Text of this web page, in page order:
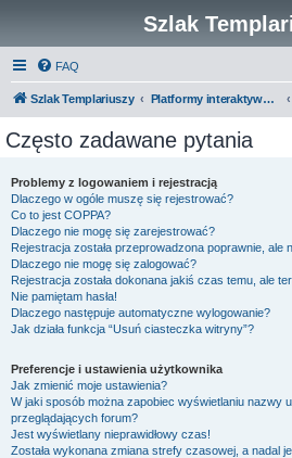
Szlak
FAQ
Szlak Templariuszy Platformy interaktywne Szlaku Templariuszy
Często zadawane pytania
Problemy z logowaniem i rejestracją
Dlaczego w ogóle muszę się rejestrować?
Co to jest COPPA?
Dlaczego nie mogę się zarejestrować?
Rejestracja została przeprowadzona poprawnie, ale
Dlaczego nie mogę się zalogować?
Rejestracja została dokonana jakiś czas temu, ale
Nie pamiętam hasła!
Dlaczego następuje automatyczne wylogowanie?
Jak działa funkcja “Usuń ciasteczka witryny”?
Preferencje i ustawienia użytkownika
Jak zmienić moje ustawienia?
W jaki sposób można zapobiec wyświetlaniu nazwy
przeglądających forum?
Jest wyświetlany nieprawidłowy czas!
Została wykonana zmiana strefy czasowej, a nadal